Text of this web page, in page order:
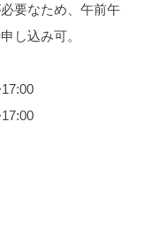
要なため、午前午
し込み可。